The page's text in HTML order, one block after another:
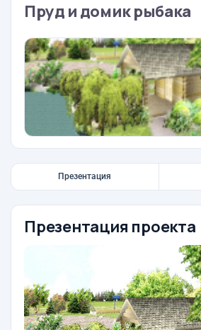
Пруд и домик рыбака
Презентация
Презентация проекта